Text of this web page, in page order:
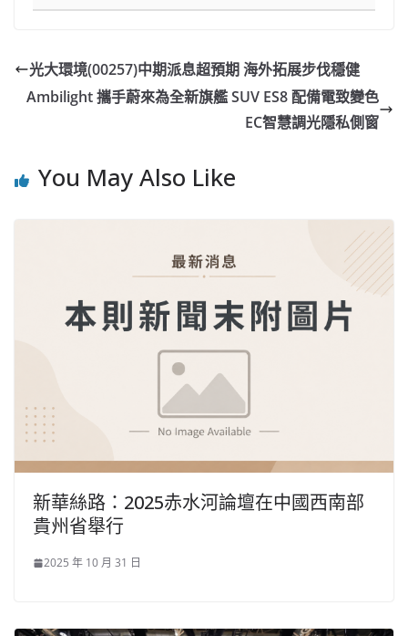
光大環境(00257)中期派息超預期 海外拓展步伐穩健
Ambilight 攜手蔚來為全新旗艦 SUV ES8 配備電致變色
EC智慧調光隱私側窗
You May Also Like
新華絲路：2025赤水河論壇在中國西南部
貴州省舉行
2025 年 10 月 31 日